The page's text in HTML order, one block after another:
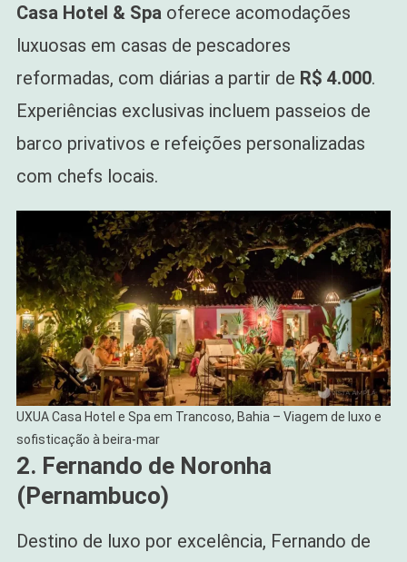
Casa Hotel & Spa oferece acomodações
luxuosas em casas de pescadores
reformadas, com diárias a partir de R$ 4.000.
Experiências exclusivas incluem passeios de
barco privativos e refeições personalizadas
com chefs locais.
UXUA Casa Hotel e Spa em Trancoso, Bahia – Viagem de luxo e
sofisticação à beira-mar
2. Fernando de Noronha
(Pernambuco)
Destino de luxo por excelência, Fernando de